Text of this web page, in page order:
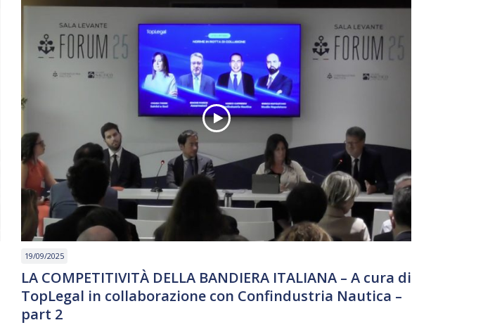
19/09/2025
LA COMPETITIVITÀ DELLA BANDIERA ITALIANA – A cura di
TopLegal in collaborazione con Confindustria Nautica –
part 2